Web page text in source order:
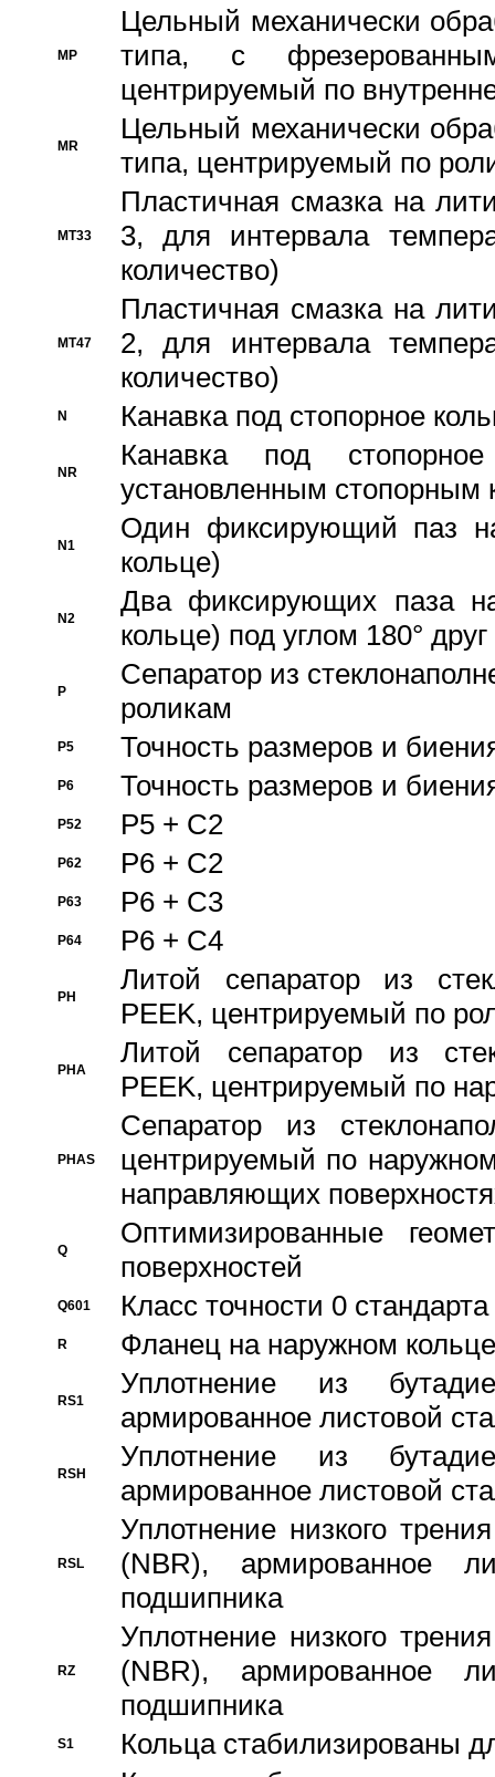
MP
Цельный механически
типа, с
центрируемый по
MR
Цельный механически
типа, центрируемый по
MT33
Пластичная смазка на
3, для интервала
количество)
MT47
Пластичная смазка на
2, для интервала
количество)
N Канавка под стопорное
NR
Канавка под
установленным стопорным
N1
Один фиксирующий паз
кольце)
N2
Два фиксирующих паза
кольце) под углом 180° друг
P
Cепаратор из
роликам
P5 Точность размеров и
P6 Точность размеров и
P52 P5 + C2
P62 P6 + C2
P63 P6 + C3
P64 P6 + C4
PH
Литой сепаратор из
PEEK, центрируемый по
PHA
Литой сепаратор из
PEEK, центрируемый по
PHAS
Сепаратор из
центрируемый по
направляющих
Q
Оптимизированные
поверхностей
Q601 Класс точности 0
R Фланец на наружном кольце
RS1
Уплотнение из
армированное листовой
RSH
Уплотнение из
армированное листовой
RSL
Уплотнение низкого
(NBR), армированное
подшипника
RZ
Уплотнение низкого
(NBR), армированное
подшипника
S1 Кольца стабилизированы